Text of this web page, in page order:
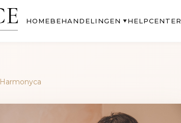
HOMEBEHANDELINGEN ▼ HELPCENTER
Harmonyca